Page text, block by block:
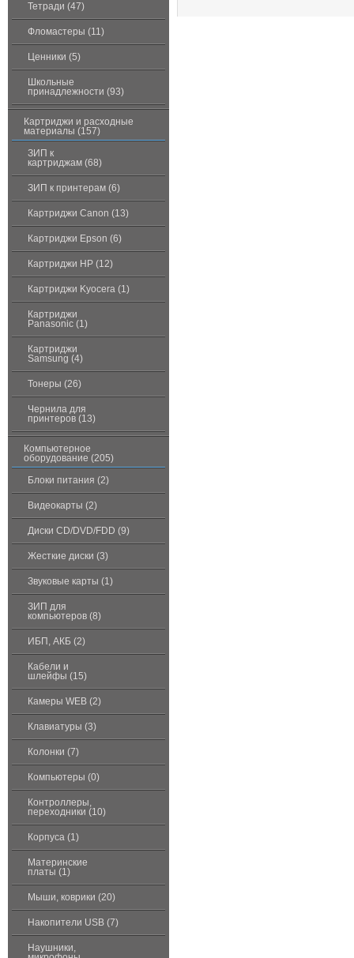
Тетради (47)
Фломастеры (11)
Ценники (5)
Школьные
принадлежности (93)
Картриджи и расходные
материалы (157)
ЗИП к
картриджам (68)
ЗИП к принтерам (6)
Картриджи Canon (13)
Картриджи Epson (6)
Картриджи HP (12)
Картриджи Kyocera (1)
Картриджи
Panasonic (1)
Картриджи
Samsung (4)
Тонеры (26)
Чернила для
принтеров (13)
Компьютерное
оборудование (205)
Блоки питания (2)
Видеокарты (2)
Диски CD/DVD/FDD (9)
Жесткие диски (3)
Звуковые карты (1)
ЗИП для
компьютеров (8)
ИБП, АКБ (2)
Кабели и
шлейфы (15)
Камеры WEB (2)
Клавиатуры (3)
Колонки (7)
Компьютеры (0)
Контроллеры,
переходники (10)
Корпуса (1)
Материнские
платы (1)
Мыши, коврики (20)
Накопители USB (7)
Наушники,